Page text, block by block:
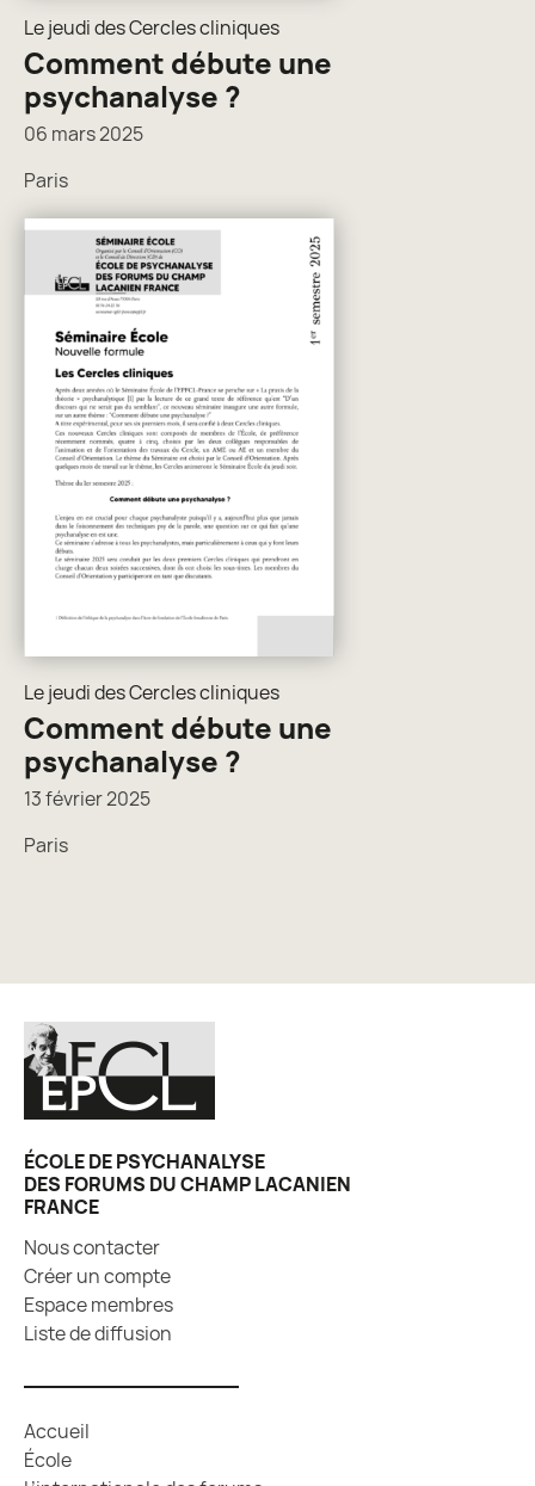
Le jeudi des Cercles cliniques
Comment débute une
psychanalyse ?
06 mars 2025
Paris
Le jeudi des Cercles cliniques
Comment débute une
psychanalyse ?
13 février 2025
Paris
ÉCOLE DE PSYCHANALYSE
DES FORUMS DU CHAMP LACANIEN
FRANCE
Nous contacter
Créer un compte
Espace membres
Liste de diffusion
Accueil
École